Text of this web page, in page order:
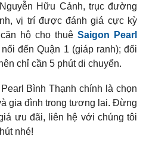
Hữu Cảnh, trục đường
vị trí được đánh giá cực kỳ
hộ cho thuêSaigon Pearl
đến Quận 1 (giáp ranh); đối
chỉ cần 5 phút di chuyển.
Bình Thạnh chính là chọn
gia đình trong tương lai. Đừng
ưu đãi, liên hệ với chúng tôi
nhé!